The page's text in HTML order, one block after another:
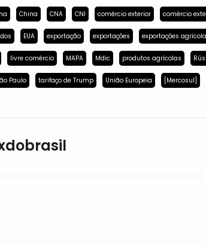
China CNA CNI comércio exterior comércio
EUA exportação exportações exportações
livre comércio MAPA Mdic produtos agrícolas
Paulo tarifaço de Trump União Europeia [Mercosul]